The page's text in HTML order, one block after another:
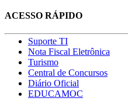
ACESSO RÁPIDO
Suporte TI
Nota Fiscal Eletrônica
Turismo
Central de Concursos
Diário Oficial
EDUCAMOC